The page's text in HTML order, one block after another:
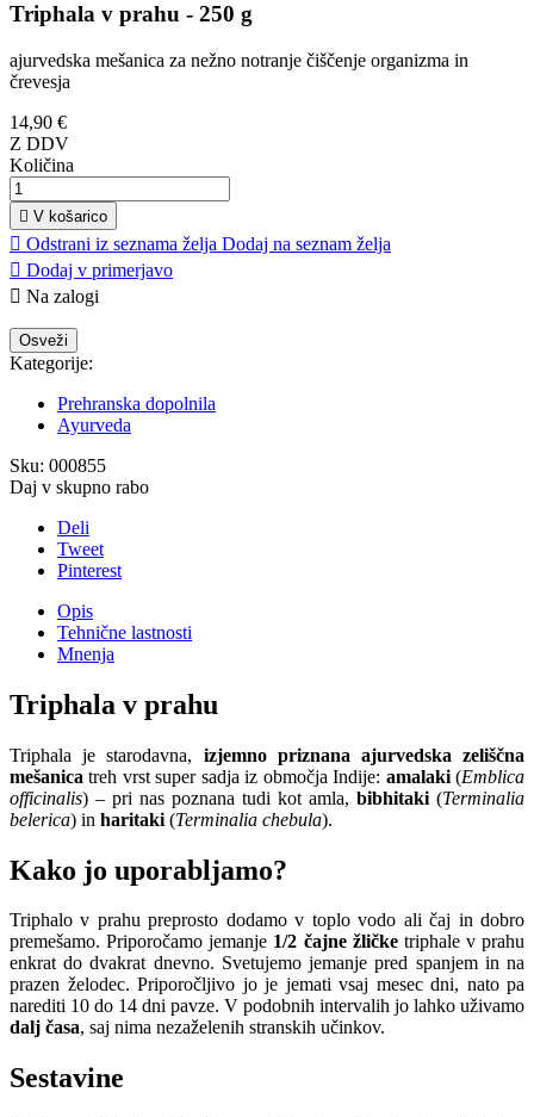
Triphala v prahu - 250 g
ajurvedska mešanica za nežno notranje čiščenje organizma in
črevesja
14,90 €
Z DDV
Količina
 V košarico
 Odstrani iz seznama želja Dodaj na seznam želja
 Dodaj v primerjavo
 Na zalogi
Kategorije:
Prehranska dopolnila
Ayurveda
Sku: 000855
Daj v skupno rabo
Deli
Tweet
Pinterest
Opis
Tehnične lastnosti
Mnenja
Triphala v prahu
Triphala je starodavna, izjemno priznana ajurvedska zeliščna
mešanica treh vrst super sadja iz območja Indije: amalaki(Emblica
officinalis) – pri nas poznana tudi kot amla, bibhitaki (Terminalia
belerica) in haritaki (Terminalia chebula).
Kako jo uporabljamo?
Triphalo v prahu preprosto dodamo v toplo vodo ali čaj in dobro
premešamo. Priporočamo jemanje 1/2 čajne žličketriphale v prahu
enkrat do dvakrat dnevno. Svetujemo jemanje pred spanjem in na
prazen želodec. Priporočljivo jo je jemati vsaj mesec dni, nato pa
narediti 10 do 14 dni pavze. V podobnih intervalih jo lahko uživamo
dalj časa, saj nima nezaželenih stranskih učinkov.
Sestavine